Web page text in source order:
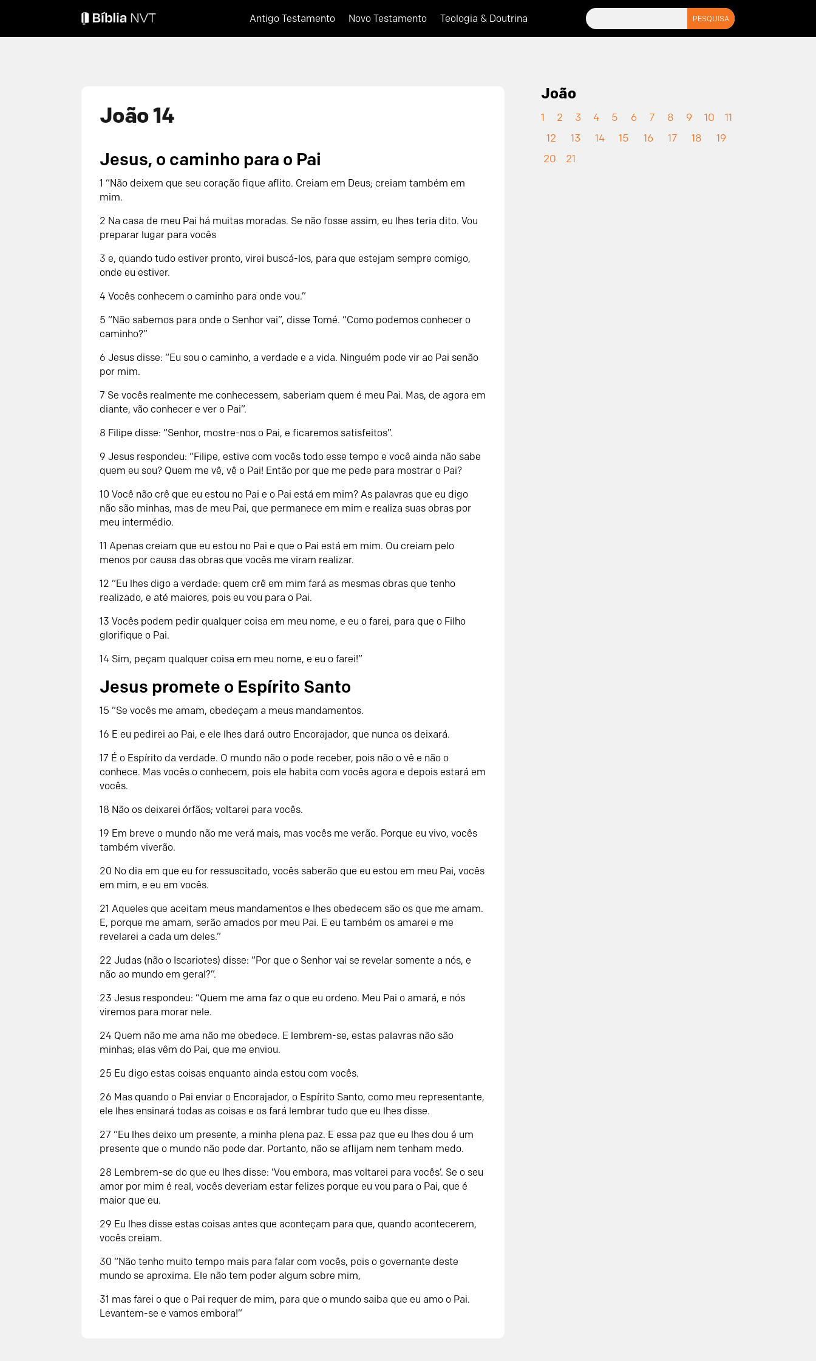
Antigo Testamento Novo Testamento Teologia & Doutrina
João 14
Jesus, o caminho para o Pai
1 “Não deixem que seu coração fique aflito. Creiam em Deus; creiam também em
mim.
2 Na casa de meu Pai há muitas moradas. Se não fosse assim, eu lhes teria dito. Vou
preparar lugar para vocês
3 e, quando tudo estiver pronto, virei buscá-los, para que estejam sempre comigo,
onde eu estiver.
4 Vocês conhecem o caminho para onde vou.”
5 “Não sabemos para onde o Senhor vai”, disse Tomé. “Como podemos conhecer o
caminho?”
6 Jesus disse: “Eu sou o caminho, a verdade e a vida. Ninguém pode vir ao Pai senão
por mim.
7 Se vocês realmente me conhecessem, saberiam quem é meu Pai. Mas, de agora em
diante, vão conhecer e ver o Pai”.
8 Filipe disse: “Senhor, mostre-nos o Pai, e ficaremos satisfeitos”.
9 Jesus respondeu: “Filipe, estive com vocês todo esse tempo e você ainda não sabe
quem eu sou? Quem me vê, vê o Pai! Então por que me pede para mostrar o Pai?
10 Você não crê que eu estou no Pai e o Pai está em mim? As palavras que eu digo
não são minhas, mas de meu Pai, que permanece em mim e realiza suas obras por
meu intermédio.
11 Apenas creiam que eu estou no Pai e que o Pai está em mim. Ou creiam pelo
menos por causa das obras que vocês me viram realizar.
12 “Eu lhes digo a verdade: quem crê em mim fará as mesmas obras que tenho
realizado, e até maiores, pois eu vou para o Pai.
13 Vocês podem pedir qualquer coisa em meu nome, e eu o farei, para que o Filho
glorifique o Pai.
14 Sim, peçam qualquer coisa em meu nome, e eu o farei!”
Jesus promete o Espírito Santo
15 “Se vocês me amam, obedeçam a meus mandamentos.
16 E eu pedirei ao Pai, e ele lhes dará outro Encorajador, que nunca os deixará.
17 É o Espírito da verdade. O mundo não o pode receber, pois não o vê e não o
conhece. Mas vocês o conhecem, pois ele habita com vocês agora e depois estará em
vocês.
18 Não os deixarei órfãos; voltarei para vocês.
19 Em breve o mundo não me verá mais, mas vocês me verão. Porque eu vivo, vocês
também viverão.
20 No dia em que eu for ressuscitado, vocês saberão que eu estou em meu Pai, vocês
em mim, e eu em vocês.
21 Aqueles que aceitam meus mandamentos e lhes obedecem são os que me amam.
E, porque me amam, serão amados por meu Pai. E eu também os amarei e me
revelarei a cada um deles.”
22 Judas (não o Iscariotes) disse: “Por que o Senhor vai se revelar somente a nós, e
não ao mundo em geral?”.
23 Jesus respondeu: “Quem me ama faz o que eu ordeno. Meu Pai o amará, e nós
viremos para morar nele.
24 Quem não me ama não me obedece. E lembrem-se, estas palavras não são
minhas; elas vêm do Pai, que me enviou.
25 Eu digo estas coisas enquanto ainda estou com vocês.
26 Mas quando o Pai enviar o Encorajador, o Espírito Santo, como meu representante,
ele lhes ensinará todas as coisas e os fará lembrar tudo que eu lhes disse.
27 “Eu lhes deixo um presente, a minha plena paz. E essa paz que eu lhes dou é um
presente que o mundo não pode dar. Portanto, não se aflijam nem tenham medo.
28 Lembrem-se do que eu lhes disse: ‘Vou embora, mas voltarei para vocês’. Se o seu
amor por mim é real, vocês deveriam estar felizes porque eu vou para o Pai, que é
maior que eu.
29 Eu lhes disse estas coisas antes que aconteçam para que, quando acontecerem,
vocês creiam.
30 “Não tenho muito tempo mais para falar com vocês, pois o governante deste
mundo se aproxima. Ele não tem poder algum sobre mim,
31 mas farei o que o Pai requer de mim, para que o mundo saiba que eu amo o Pai.
Levantem-se e vamos embora!”
João
1 2 3 4 5 6 7 8 9 10
11
12
13 14 15 16 17 18
19
20
21